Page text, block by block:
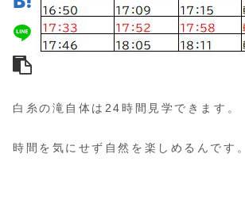
白糸の滝自体は24時間見学できます。
時間を気にせず自然を楽しめるんです。